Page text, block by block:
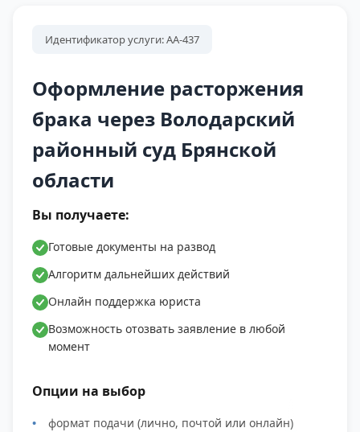
Идентификатор услуги: АА-437
Оформление расторжения
брака через Володарский
районный суд Брянской
области
Вы получаете:
Готовые документы на развод
Алгоритм дальнейших действий
Онлайн поддержка юриста
Возможность отозвать заявление в любой
момент
Опции на выбор
формат подачи (лично, почтой или онлайн)